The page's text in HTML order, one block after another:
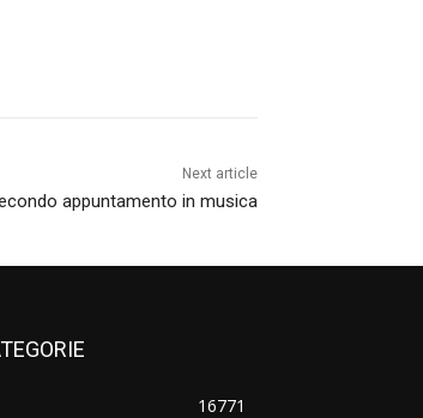
Next article
appuntamento in musica
16771